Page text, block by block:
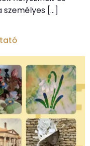
[…]